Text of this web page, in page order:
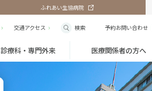
ふれあい生協病院
交通アクセス 検索 予約お問い合わせ
診療科・専門外来 医療関係者の方へ